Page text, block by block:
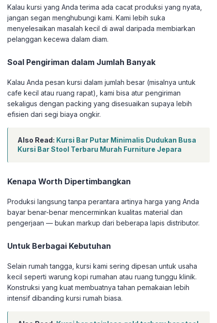
Kalau kursi yang Anda terima ada cacat produksi yang nyata,
jangan segan menghubungi kami. Kami lebih suka
menyelesaikan masalah kecil di awal daripada membiarkan
pelanggan kecewa dalam diam.
Soal Pengiriman dalam Jumlah Banyak
Kalau Anda pesan kursi dalam jumlah besar (misalnya untuk
cafe kecil atau ruang rapat), kami bisa atur pengiriman
sekaligus dengan packing yang disesuaikan supaya lebih
efisien dari segi biaya ongkir.
Also Read: Kursi Bar Putar Minimalis Dudukan Busa
Kursi Bar Stool Terbaru Murah Furniture Jepara
Kenapa Worth Dipertimbangkan
Produksi langsung tanpa perantara artinya harga yang Anda
bayar benar-benar mencerminkan kualitas material dan
pengerjaan — bukan markup dari beberapa lapis distributor.
Untuk Berbagai Kebutuhan
Selain rumah tangga, kursi kami sering dipesan untuk usaha
kecil seperti warung kopi rumahan atau ruang tunggu klinik.
Konstruksi yang kuat membuatnya tahan pemakaian lebih
intensif dibanding kursi rumah biasa.